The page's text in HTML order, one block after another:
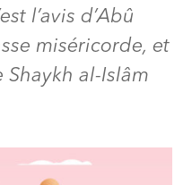
l’avis d’Abû
miséricorde, et
Shaykh al-Islâm